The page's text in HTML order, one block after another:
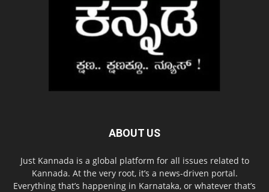
ABOUT US
Just Kannada is a global platform for all issues related to
Kannada. At the very root, it’s a news-driven portal.
Everything that’s happening in Karnataka, or whatever that’s